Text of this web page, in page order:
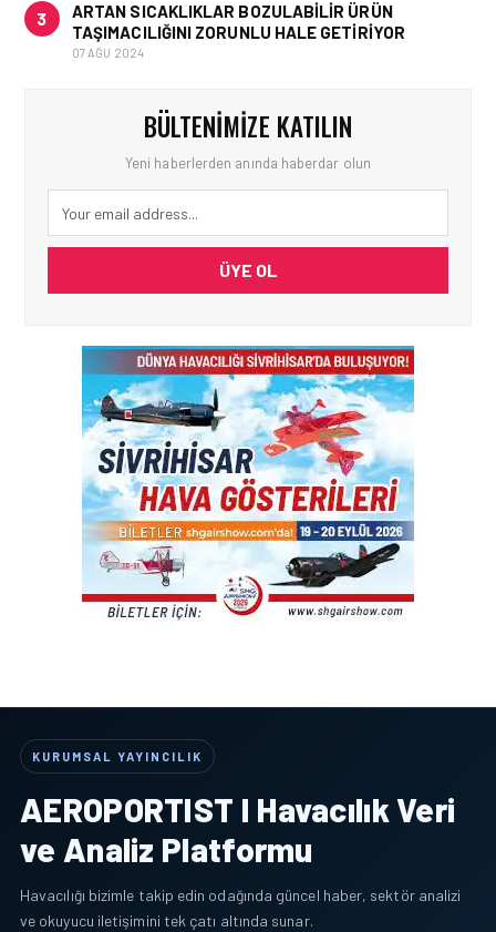
3
ARTAN SICAKLIKLAR BOZULABILIR ÜRÜN
TAŞIMACILIĞINI ZORUNLU HALE GETIRIYOR
07 AĞU 2024
BÜLTENIMIZE KATILIN
Yeni haberlerden anında haberdar olun
ÜYE OL
KURUMSAL YAYINCILIK
AEROPORTIST I Havacılık Veri
ve Analiz Platformu
Havacılığı bizimle takip edin odağında güncel haber, sektör analizi
ve okuyucu iletişimini tek çatı altında sunar.